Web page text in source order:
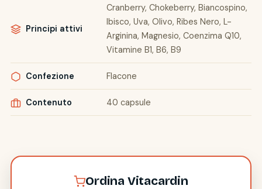
Principi attivi
Cranberry, Chokeberry, Biancospino,
Ibisco, Uva, Olivo, Ribes Nero, L-
Arginina, Magnesio, Coenzima Q10,
Vitamine B1, B6, B9
Confezione Flacone
Contenuto 40 capsule
Ordina Vitacardin